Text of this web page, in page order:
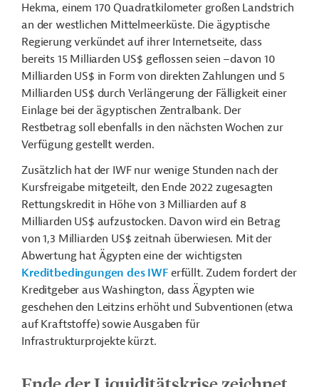
Hekma, einem 170 Quadratkilometer großen Landstrich
an der westlichen Mittelmeerküste. Die ägyptische
Regierung verkündet auf ihrer Internetseite, dass
bereits 15 Milliarden US$ geflossen seien –davon 10
Milliarden US$ in Form von direkten Zahlungen und 5
Milliarden US$ durch Verlängerung der Fälligkeit einer
Einlage bei der ägyptischen Zentralbank. Der
Restbetrag soll ebenfalls in den nächsten Wochen zur
Verfügung gestellt werden.
Zusätzlich hat der IWF nur wenige Stunden nach der
Kursfreigabe mitgeteilt, den Ende 2022 zugesagten
Rettungskredit in Höhe von 3 Milliarden auf 8
Milliarden US$ aufzustocken. Davon wird ein Betrag
von 1,3 Milliarden US$ zeitnah überwiesen. Mit der
Abwertung hat Ägypten eine der wichtigsten
Kreditbedingungen des IWF erfüllt. Zudem fordert der
Kreditgeber aus Washington, dass Ägypten wie
geschehen den Leitzins erhöht und Subventionen (etwa
auf Kraftstoffe) sowie Ausgaben für
Infrastrukturprojekte kürzt.